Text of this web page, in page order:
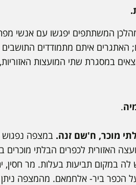
המשתתפים יפגשו עם אנשי
האתגרים איתם מתמודדים
במסגרת שתי המועצות
.
במצפה נפגוש
האזורית לכפרים הבלתי מוכרים
במקום תביעות בעלות. מר חסין,
הכפר ביר- אלחמאם. מהמצפה